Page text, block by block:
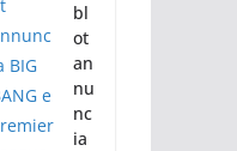
bl
ot
an
nu
nc
ia